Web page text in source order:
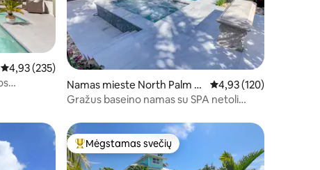
Vidutinis įvertinimas: 4,93 iš 5, atsiliepimų: 235
4,93 (235)
Namas mieste North Palm B
each
Vidutinis įvertinimas:
4,93 (120)
Gražus baseino namas su SPA netoli
Svečių mėgstamiausias
Mėgstamas svečių